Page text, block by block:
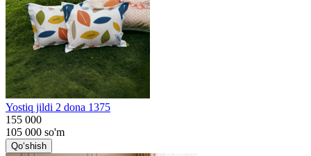
Yostiq jildi 2 dona 1375
155 000
105 000 so'm
Qo‘shish